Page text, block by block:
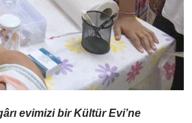
evimizi bir Kültür Evi’ne